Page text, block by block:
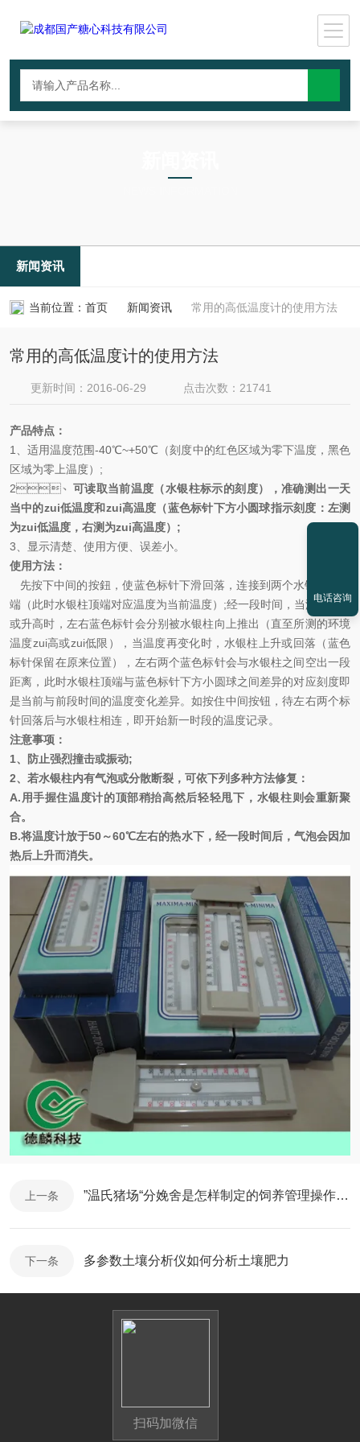
新闻资讯
当前位置： 首页 新闻资讯 常用的高低温度计的使用方法
常用的高低温度计的使用方法
更新时间：2016-06-29 点击次数：21741
产品特点：
1、适用温度范围-40℃~+50℃（刻度中的红色区域为零下温度，黑色
区域为零上温度）;
2、 可读取当前温度（水银柱标示的刻度），准确测出一天
当中的zui低温度和zui高温度（蓝色标针下方小圆球指示刻度：左测
为zui低温度，右测为zui高温度） ;
3、显示清楚、使用方便、误差小。
使用方法：
先按下中间的按鈕，使蓝色标针下滑回落，连接到两个水银柱的顶
端（此时水银柱顶端对应温度为当前温度）;经一段时间，当温度下降
或升高时，左右蓝色标针会分别被水银柱向上推出（直至所测的环境
温度zui高或zui低限），当温度再变化时，水银柱上升或回落（蓝色
标针保留在原来位置），左右两个蓝色标针会与水银柱之间空出一段
距离，此时水银柱顶端与蓝色标针下方小圆球之间差异的对应刻度即
是当前与前段时间的温度变化差异。如按住中间按钮，待左右两个标
针回落后与水银柱相连，即开始新一时段的温度记录。
注意事项：
1、防止强烈撞击或振动;
2、若水银柱内有气泡或分散断裂，可依下列多种方法修复：
A.用手握住温度计的顶部稍抬高然后轻轻甩下，水银柱则会重新聚
合。
B.将温度计放于50～60℃左右的热水下，经一段时间后，气泡会因加
热后上升而消失。
上一条 ”温氏猪场“分娩舍是怎样制定的饲养管理操作细则？
下一条 多参数土壤分析仪如何分析土壤肥力
扫码加微信
电话咨询